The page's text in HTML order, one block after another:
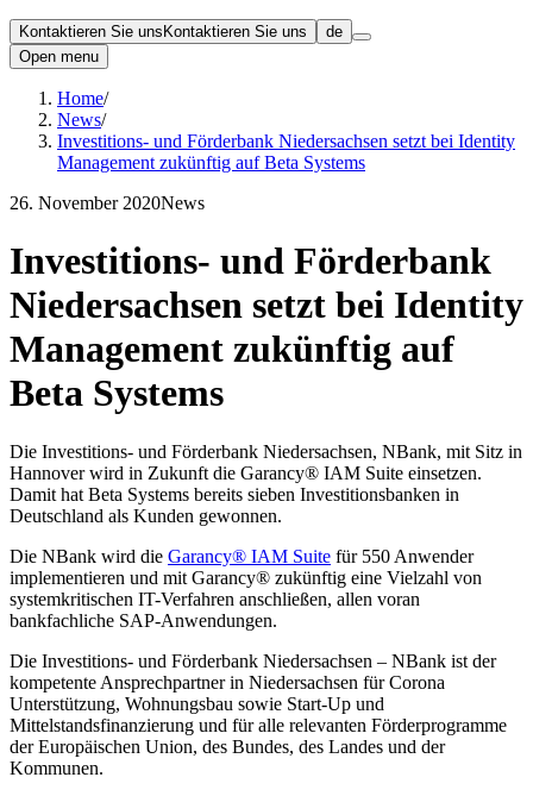
Kontaktieren Sie uns Kontaktieren Sie uns
de
Open menu
Home/
News/
Investitions- und Förderbank Niedersachsen setzt bei Identity
Management zukünftig auf Beta Systems
26. November 2020News
Investitions- und Förderbank
Niedersachsen setzt bei Identity
Management zukünftig auf
Beta Systems
Die Investitions- und Förderbank Niedersachsen, NBank, mit Sitz in
Hannover wird in Zukunft die Garancy® IAM Suite einsetzen.
Damit hat Beta Systems bereits sieben Investitionsbanken in
Deutschland als Kunden gewonnen.
Die NBank wird die Garancy® IAM Suite für 550 Anwender
implementieren und mit Garancy® zukünftig eine Vielzahl von
systemkritischen IT-Verfahren anschließen, allen voran
bankfachliche SAP-Anwendungen.
Die Investitions- und Förderbank Niedersachsen – NBank ist der
kompetente Ansprechpartner in Niedersachsen für Corona
Unterstützung, Wohnungsbau sowie Start-Up und
Mittelstandsfinanzierung und für alle relevanten Förderprogramme
der Europäischen Union, des Bundes, des Landes und der
Kommunen.